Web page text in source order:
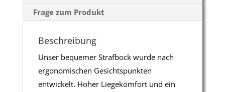
Frage zum Produkt
Beschreibung
Unser bequemer Strafbock wurde nach
ergonomischen Gesichtspunkten
entwickelt. Hoher Liegekomfort und ein